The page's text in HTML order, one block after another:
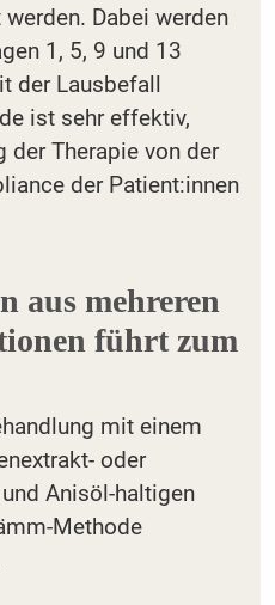
Dabei werden
1, 5, 9 und 13
der Lausbefall
ist sehr effektiv,
der Therapie von der
der Patient:innen
aus mehreren
führt zum
mit einem
oder
Anisöl-haltigen
Methode